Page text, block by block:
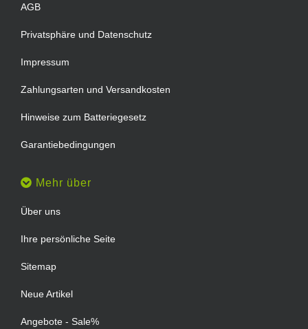
AGB
Privatsphäre und Datenschutz
Impressum
Zahlungsarten und Versandkosten
Hinweise zum Batteriegesetz
Garantiebedingungen
Mehr über
Über uns
Ihre persönliche Seite
Sitemap
Neue Artikel
Angebote - Sale%